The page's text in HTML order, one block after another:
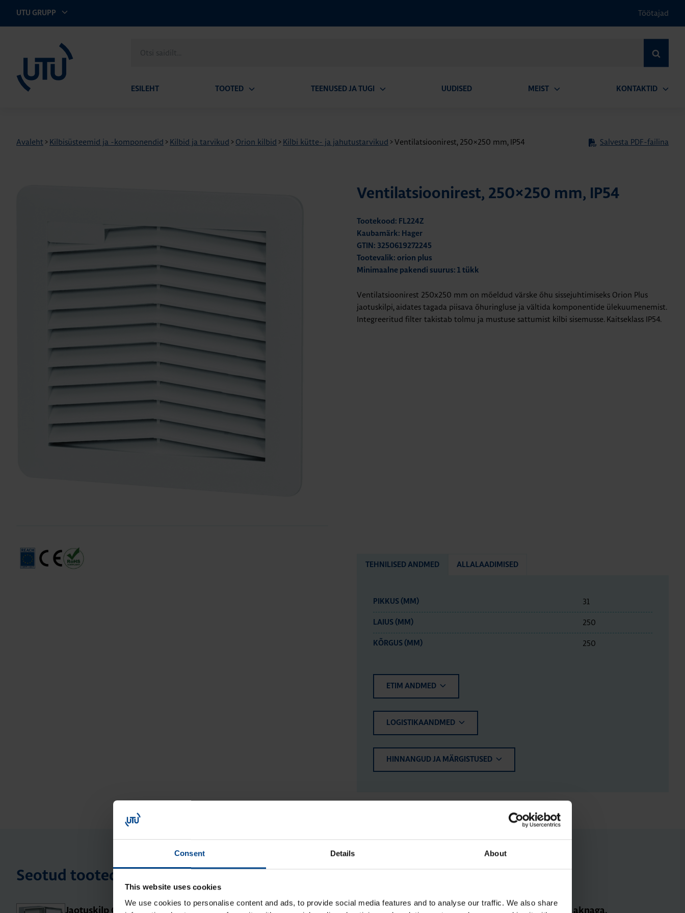
Consent Details About
This website uses cookies
We use cookies to personalise content and ads, to provide social media features and to analyse our traffic. We also share
UTU GRUPP Töötajad
saidilt
ESILEHT TOOTED TEENUSED JA TUGI UUDISED MEIST KONTAKTID
Avaleht > Kilbisüsteemid ja -komponendid > Kilbid ja tarvikud > Orion kilbid > Kilbi kütte- ja jahutustarvikud >Ventilatsioonirest, 250×250 mm, IP54 Salvesta PDF-failina
Ventilatsioonirest, 250×250 mm, IP54
Tootekood: FL224Z
Kaubamärk: Hager
GTIN: 3250619272245
Tootevalik: orion plus
Minimaalne pakendi suurus: 1 tükk
Ventilatsioonirest 250x250 mm on mõeldud värske õhu sissejuhtimiseks Orion Plus
jaotuskilpi, aidates tagada piisava õhuringluse ja vältida komponentide ülekuumenemist.
Integreeritud filter takistab tolmu ja mustuse sattumist kilbi sisemusse. Kaitseklass IP54.
TEHNILISED ANDMED ALLALAADIMISED
PIKKUS (MM) 31
LAIUS (MM) 250
KÕRGUS (MM) 250
ETIM ANDMED
LOGISTIKAANDMED
HINNANGUD JA MÄRGISTUSED
Seotud tooted
Jao­tus­kilp Orion Plus, aknaga,
Jao­tus­kilp Orion Plus, aknaga,
Jao­tus­kilp Orion Plus, aknaga,